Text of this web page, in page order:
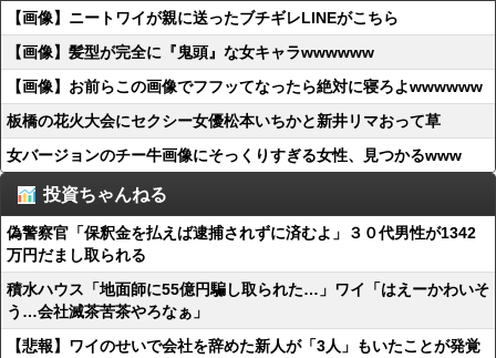
【画像】ニートワイが親に送ったブチギレLINEがこちら
【画像】髪型が完全に『鬼頭』な女キャラwwwwww
【画像】お前らこの画像でフフッてなったら絶対に寝ろよwwwwww
板橋の花火大会にセクシー女優松本いちかと新井リマおって草
女バージョンのチー牛画像にそっくりすぎる女性、見つかるwww
投資ちゃんねる
偽警察官「保釈金を払えば逮捕されずに済むよ」３０代男性が1342
万円だまし取られる
積水ハウス「地面師に55億円騙し取られた…」ワイ「はえーかわいそ
う…会社滅茶苦茶やろなぁ」
【悲報】ワイのせいで会社を辞めた新人が「3人」もいたことが発覚